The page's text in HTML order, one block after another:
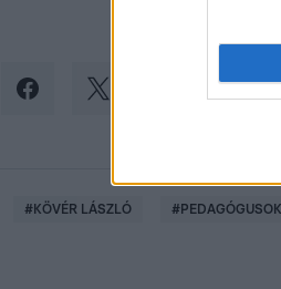
#KÖVÉR LÁSZLÓ #PEDAGÓGUSOK